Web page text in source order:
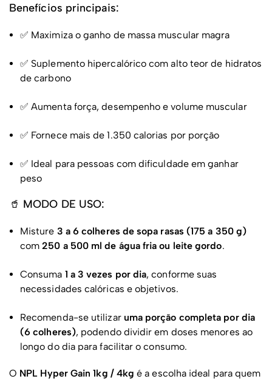
Benefícios principais:
✅ Maximiza o ganho de massa muscular magra
✅ Suplemento hipercalórico com alto teor de hidratos
de carbono
✅ Aumenta força, desempenho e volume muscular
✅ Fornece mais de 1.350 calorias por porção
✅ Ideal para pessoas com dificuldade em ganhar
peso
🥤 MODO DE USO:
Misture 3 a 6 colheres de sopa rasas (175 a 350 g)
com250 a 500 ml de água fria ou leite gordo.
Consuma 1 a 3 vezes por dia, conforme suas
necessidades calóricas e objetivos.
Recomenda-se utilizar uma porção completa por dia
(6 colheres), podendo dividir em doses menores ao
longo do dia para facilitar o consumo.
O NPL Hyper Gain 1kg / 4kg é a escolha ideal para quem